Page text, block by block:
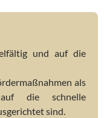
und auf die
als
die schnelle
sind.